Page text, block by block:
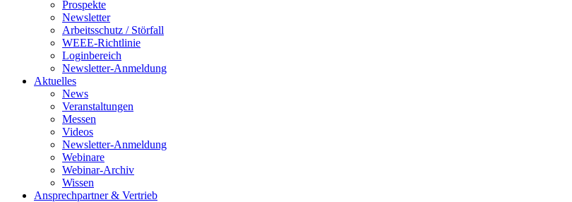
Prospekte
Newsletter
Arbeitsschutz / Störfall
WEEE-Richtlinie
Loginbereich
Newsletter-Anmeldung
Aktuelles
News
Veranstaltungen
Messen
Videos
Newsletter-Anmeldung
Webinare
Webinar-Archiv
Wissen
Ansprechpartner & Vertrieb